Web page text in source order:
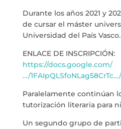
Durante los años 2021 y
de cursar el máster
Universidad del País Vasco.
ENLACE DE INSCRIPCIÓN:
https://docs.google.com/
…/
Paralelamente continúan
tutorización literaria para
Un segundo grupo de